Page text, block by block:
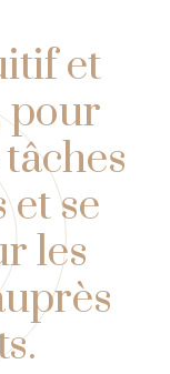
et
pour
et se
les